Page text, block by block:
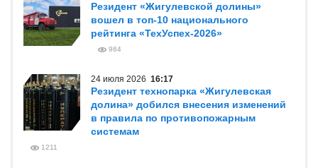
Резидент «Жигулевской долины»
вошел в топ-10 национального
рейтинга «ТехУспех-2026»
984
24 июля 2026 16:17
Резидент технопарка «Жигулевская
долина» добился внесения изменений
в правила по противопожарным
системам
1211